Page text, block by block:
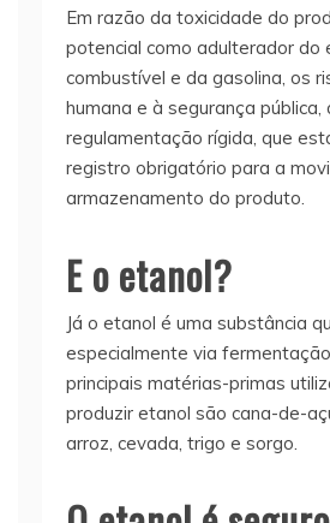
Em razão da toxicidade do
potencial como adulterador do
combustível e da gasolina, os
humana e à segurança
regulamentação rígida, que
registro obrigatório para a
armazenamento do produto.
E o etanol?
Já o etanol é uma substância
especialmente via
principais matérias-primas
produzir etanol são cana-de-
arroz, cevada, trigo e sorgo.